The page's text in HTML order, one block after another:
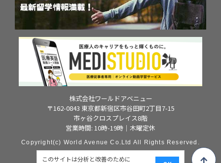
このサイトは分析と改善のために
株式会社ワールドアベニュー
〒162-0843 東京都新宿区市谷田町2丁目7-15
市ヶ谷クロスプレイス8階
営業時間: 10時-19時｜木曜定休
Copyright(c) World Avenue Co.Ltd All Rights Reserved.